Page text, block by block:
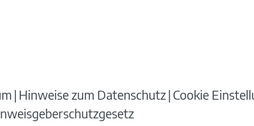
Hinweise zum Datenschutz Cookie